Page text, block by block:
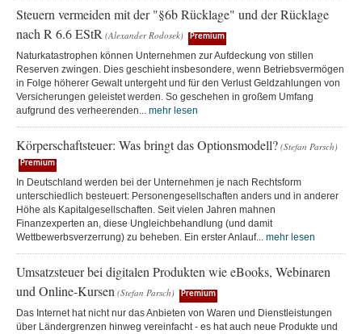
Steuern vermeiden mit der "§6b Rücklage" und der Rücklage
nach R 6.6 EStR (Alexander Rodosek) Premium
Naturkatastrophen können Unternehmen zur Aufdeckung von stillen
Reserven zwingen. Dies geschieht insbesondere, wenn Betriebsvermögen
in Folge höherer Gewalt untergeht und für den Verlust Geldzahlungen von
Versicherungen geleistet werden. So geschehen in großem Umfang
aufgrund des verheerenden... mehr lesen
Körperschaftsteuer: Was bringt das Optionsmodell? (Stefan Parsch)
Premium
In Deutschland werden bei der Unternehmen je nach Rechtsform
unterschiedlich besteuert: Personengesellschaften anders und in anderer
Höhe als Kapitalgesellschaften. Seit vielen Jahren mahnen
Finanzexperten an, diese Ungleichbehandlung (und damit
Wettbewerbsverzerrung) zu beheben. Ein erster Anlauf... mehr lesen
Umsatzsteuer bei digitalen Produkten wie eBooks, Webinaren
und Online-Kursen (Stefan Parsch) Premium
Das Internet hat nicht nur das Anbieten von Waren und Dienstleistungen
über Ländergrenzen hinweg vereinfacht - es hat auch neue Produkte und